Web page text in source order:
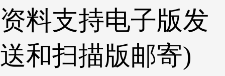
资料支持电子版发
送和扫描版邮寄)